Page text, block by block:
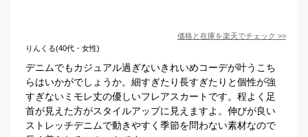
価格と在庫を楽天でチェック >>
りんくる(40代・女性)
デニムでもカジュアル過ぎないきれいめコーデが叶うこち
らはいかがでしょうか。細すぎたり長すぎたりと個性が強
すぎないミモレ丈の優しいフレアスカートです。程よく足
首が見えた方がスタイルアップに見えますよ。伸びが良い
ストレッチデニムで動きやすく季節を問わない素材なので